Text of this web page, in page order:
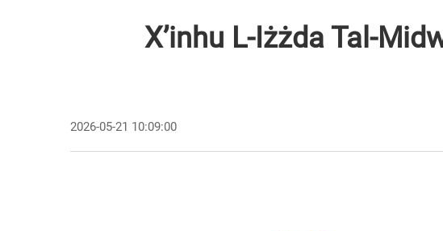
X’inhu L-Iżżda Tal-
2026-05-21 10:09:00